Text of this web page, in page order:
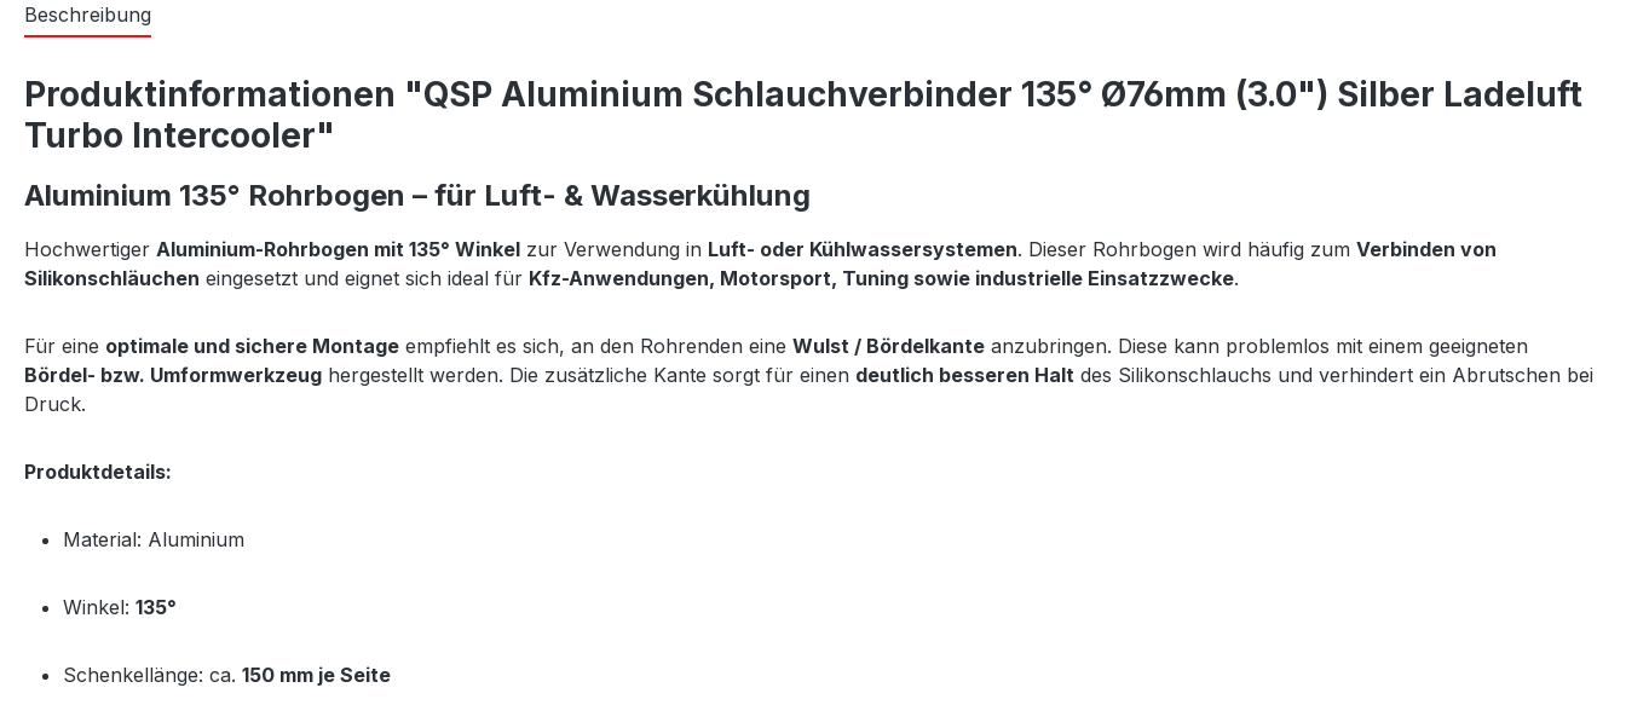
Beschreibung
Produktinformationen "QSP Aluminium Schlauchverbinder 135° Ø76mm (3.0") Silber Ladeluft
Turbo Intercooler"
Aluminium 135° Rohrbogen – für Luft- & Wasserkühlung
Hochwertiger Aluminium-Rohrbogen mit 135° Winkel zur Verwendung in Luft- oder Kühlwassersystemen. Dieser Rohrbogen wird häufig zum Verbinden von
Silikonschläuchen eingesetzt und eignet sich ideal für Kfz-Anwendungen, Motorsport, Tuning sowie industrielle Einsatzzwecke.
Für eine optimale und sichere Montage empfiehlt es sich, an den Rohrenden eine Wulst / Bördelkante anzubringen. Diese kann problemlos mit einem geeigneten
Bördel- bzw. Umformwerkzeug hergestellt werden. Die zusätzliche Kante sorgt für einen deutlich besseren Halt des Silikonschlauchs und verhindert ein Abrutschen bei
Druck.
Produktdetails:
Material: Aluminium
Winkel: 135°
Schenkellänge: ca. 150 mm je Seite